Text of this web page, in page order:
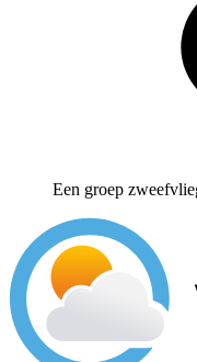
Een groep